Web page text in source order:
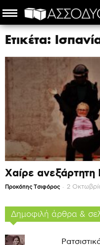
Ετικέτα:
Χαίρε ανεξάρτητη
Προκόπης Τσιφόρος - 2
Δημοφιλή άρθρα &